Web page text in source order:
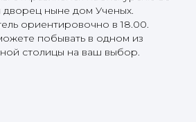
дворец ныне дом Ученых.
ориентировочно в 18.00.
побывать в одном из
столицы на ваш выбор.